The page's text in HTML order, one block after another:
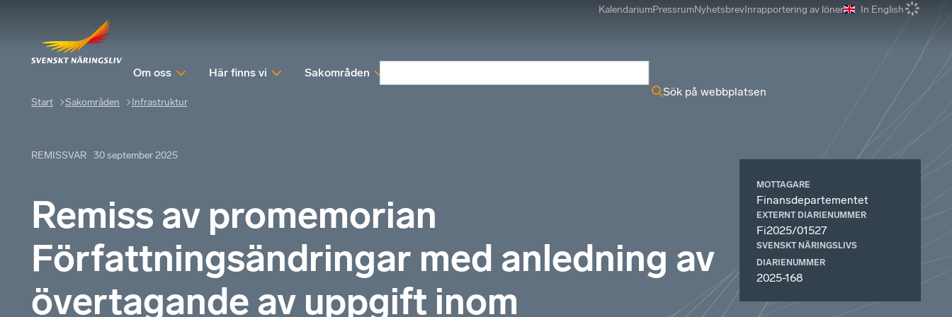
KalendariumPressrumNyhetsbrevInrapportering av löner In English
Om oss Här finns vi Sakområden
Sök på webbplatsen
Start Sakområden Infrastruktur​
REMISSVAR 30 september 2025
Remiss av promemorian
Författningsändringar med anledning av
övertagande av uppgift inom
MOTTAGARE
Finansdepartementet
EXTERNT DIARIENUMMER
Fi2025/01527
SVENSKT NÄRINGSLIVS
DIARIENUMMER
2025-168